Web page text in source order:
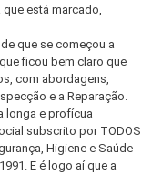
está marcado,
que se começou a
ficou bem claro que
com abordagens,
e a Reparação.
longa e profícua
subscrito por TODOS
Higiene e Saúde
E é logo aí que a